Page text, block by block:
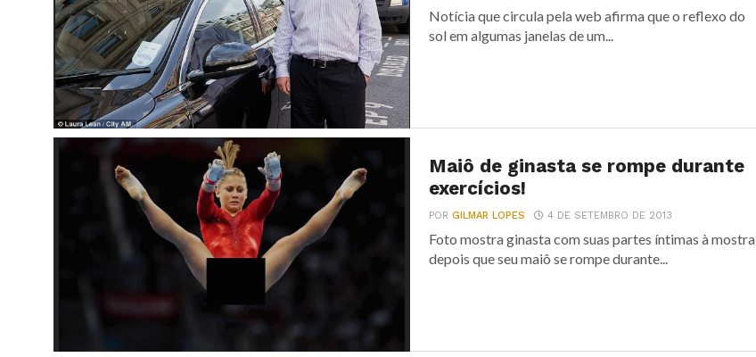
Notícia que circula pela web afirma que o reflexo do
sol em algumas janelas de um...
Maiô de ginasta se rompe durante
exercícios!
PORGILMAR LOPES 4 DE SETEMBRO DE 2013
Foto mostra ginasta com suas partes íntimas à mostra
depois que seu maiô se rompe durante...